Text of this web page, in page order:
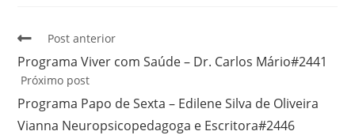
Post anterior
Programa Viver com Saúde – Dr. Carlos Mário#2441
Próximo post
Programa Papo de Sexta – Edilene Silva de Oliveira
Vianna Neuropsicopedagoga e Escritora#2446